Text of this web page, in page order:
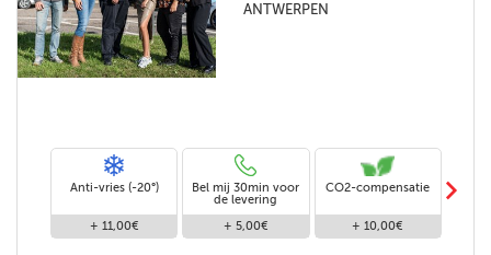
ANTWERPEN
Anti-vries (-20°)
+ 11,00€
Bel mij 30min voor
de levering
+ 5,00€
CO2-compensatie
+ 10,00€
m